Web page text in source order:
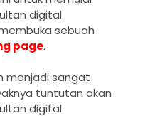
digital
sebuah
page.
menjadi sangat
tuntutan akan
digital